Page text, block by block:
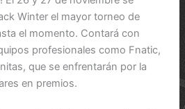
Winter el mayor torneo de
el momento. Contará con
profesionales como Fnatic,
que se enfrentarán por la
en premios.